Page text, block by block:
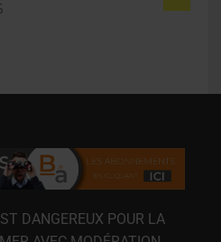
DANGEREUX POUR LA